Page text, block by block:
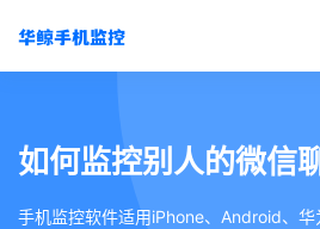
如何监控别人的微信
手机监控软件适用iPhone、Android、华